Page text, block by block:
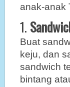
anak-anak
1.
Buat
keju, dan
sandwich
bintang